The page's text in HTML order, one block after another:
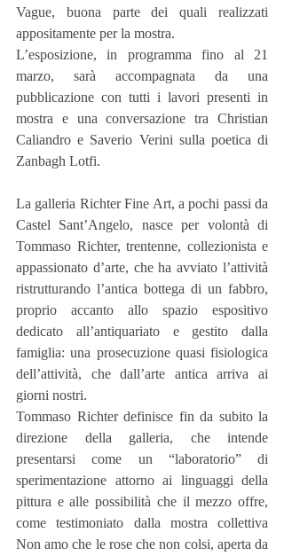
Vague, buona parte dei quali realizzati
appositamente per la mostra.
L’esposizione, in programma fino al 21
marzo, sarà accompagnata da una
pubblicazione con tutti i lavori presenti in
mostra e una conversazione tra Christian
Caliandro e Saverio Verini sulla poetica di
Zanbagh Lotfi.
La galleria Richter Fine Art, a pochi passi da
Castel Sant’Angelo, nasce per volontà di
Tommaso Richter, trentenne, collezionista e
appassionato d’arte, che ha avviato l’attività
ristrutturando l’antica bottega di un fabbro,
proprio accanto allo spazio espositivo
dedicato all’antiquariato e gestito dalla
famiglia: una prosecuzione quasi fisiologica
dell’attività, che dall’arte antica arriva ai
giorni nostri.
Tommaso Richter definisce fin da subito la
direzione della galleria, che intende
presentarsi come un “laboratorio” di
sperimentazione attorno ai linguaggi della
pittura e alle possibilità che il mezzo offre,
come testimoniato dalla mostra collettiva
Non amo che le rose che non colsi, aperta da